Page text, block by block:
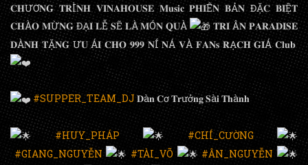
𝐂𝐇ƯƠ𝐍𝐆 𝐓𝐑Ì𝐍𝐇 𝐕𝐈𝐍𝐀𝐇𝐎𝐔𝐒𝐄 𝐌𝐮𝐬𝐢𝐜 𝐏𝐇𝐈Ê𝐍 𝐁Ả𝐍 ĐẶ𝐂 𝐁𝐈Ệ𝐓
𝐂𝐇À𝐎 𝐌Ừ𝐍𝐆 ĐẠ𝐈 𝐋Ễ 𝐒Ẽ 𝐋À 𝐌Ó𝐍 𝐐𝐔À
𝐓𝐑𝐈 Â𝐍 𝐏𝐀𝐑𝐀𝐃𝐈𝐒𝐄
𝐃À𝐍𝐇 𝐓Ặ𝐍𝐆 Ư𝐔 Á𝐈 𝐂𝐇𝐎 𝟗𝟗𝟗 𝐍Í 𝐍Á 𝐕À 𝐅𝐀𝐍𝐬 𝐑Ạ𝐂𝐇 𝐆𝐈Á 𝐂𝐥𝐮𝐛
#SUPPER_TEAM_DJ 𝐃à𝐧 𝐂ơ 𝐓𝐫ưở𝐧𝐠 𝐒à𝐢 𝐓𝐡à𝐧𝐡
#HUY_PHÁP
#CHÍ_CƯỜNG
#GIANG_NGUYỄN
#TÀI_VÕ
#ÂN_NGUYỄN